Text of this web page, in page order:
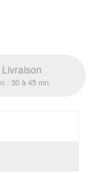
Livraison
: 30 à 45 mn